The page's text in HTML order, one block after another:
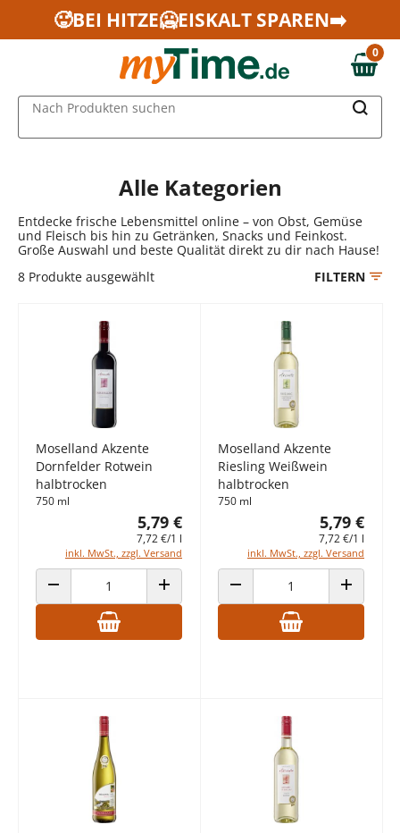
Zum Hauptinhalt springen
Zur Navigation springen
Zur Suche springen
🥵BEI HITZE🥶EISKALT SPAREN➡️
0,00 €
0
Nach Produkten suchen
Alle Kategorien
Entdecke frische Lebensmittel online – von Obst, Gemüse
und Fleisch bis hin zu Getränken, Snacks und Feinkost.
Große Auswahl und beste Qualität direkt zu dir nach Hause!
8 Produkte ausgewählt FILTERN
Moselland Akzente
Dornfelder Rotwein
halbtrocken
750 ml
5,79 €
7,72 €/1 l
inkl. MwSt., zzgl. Versand
ANZAHL VERRINGERN ANZAHL ERHÖHEN
Moselland Akzente
Riesling Weißwein
halbtrocken
750 ml
5,79 €
7,72 €/1 l
inkl. MwSt., zzgl. Versand
ANZAHL VERRINGERN ANZAHL